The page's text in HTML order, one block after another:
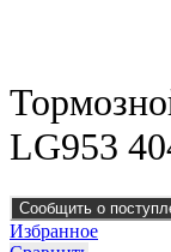
LG953
Сообщить о
Избранное